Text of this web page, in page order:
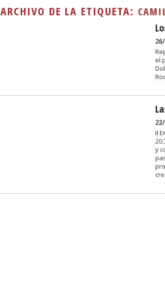
ARCHIVO DE LA ETIQUETA:
el
II
y